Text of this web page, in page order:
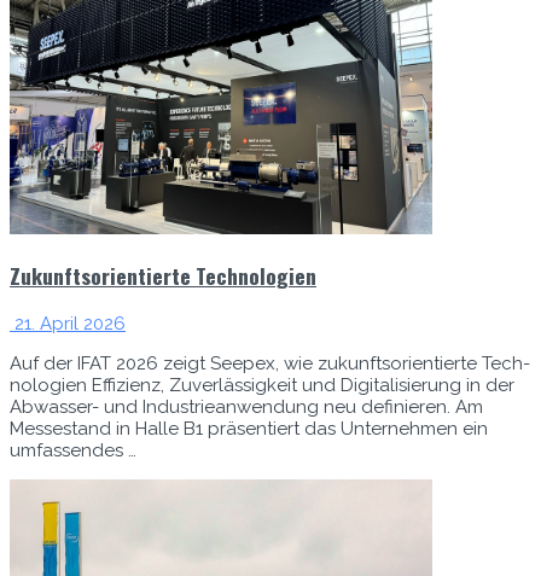
Zukunftsorientierte Technologien
21. April 2026
Auf der IFAT 2026 zeigt Seep­ex, wie zukun­ft­sori­en­tierte Tech­
nolo­gien Effizienz, Zuver­läs­sigkeit und Dig­i­tal­isierung in der
Abwass­er- und Indus­triean­wen­dung neu definieren. Am
Mess­e­s­tand in Halle B1 präsen­tiert das Unternehmen ein
umfassendes …